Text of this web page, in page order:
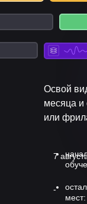
Освой
месяца и
или
7
мест:
-